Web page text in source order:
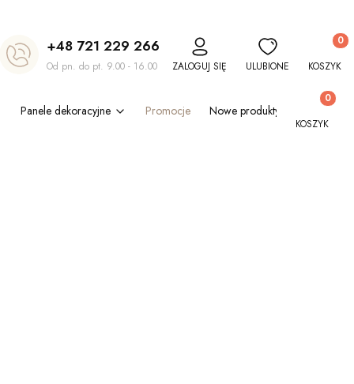
+48 721 229 266
Od pn. do pt. 9.00 - 16.00 ZALOGUJ SIĘ ULUBIONE KOSZYK
Panele dekoracyjne Promocje Nowe produkty
Produkty
KOSZYK